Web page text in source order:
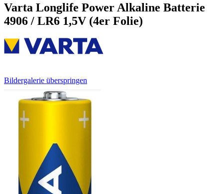
Varta Longlife Power Alkaline Batterie
4906 / LR6 1,5V (4er Folie)
Bildergalerie überspringen